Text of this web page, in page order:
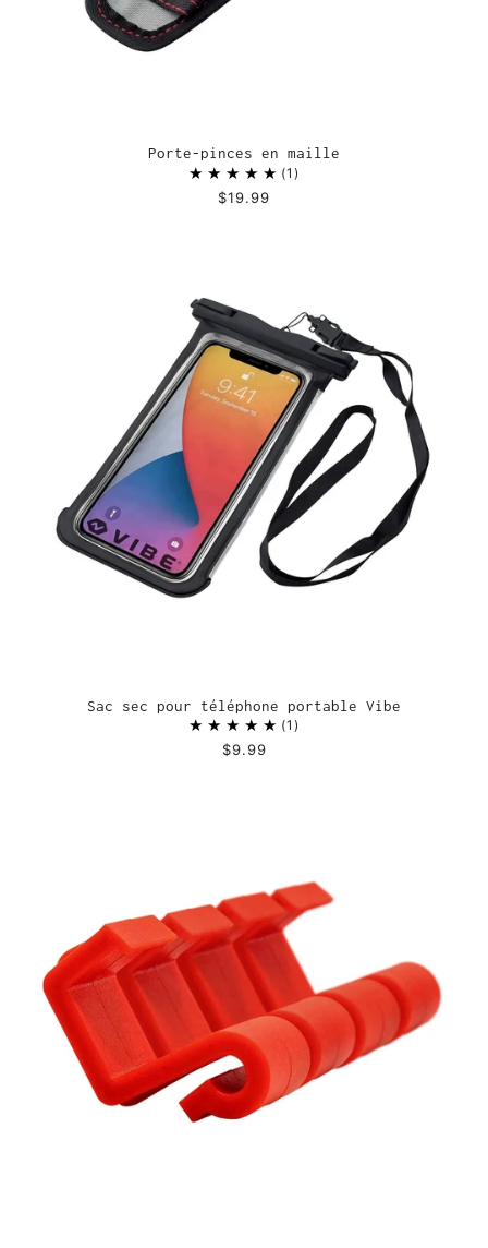
Porte-pinces en maille
1
$19.99
Sac sec pour téléphone portable Vibe
1
$9.99